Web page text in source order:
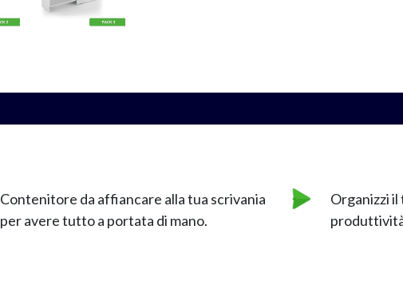
Contenitore da affiancare alla tua scrivania
per avere tutto a portata di mano.
Organizzi il